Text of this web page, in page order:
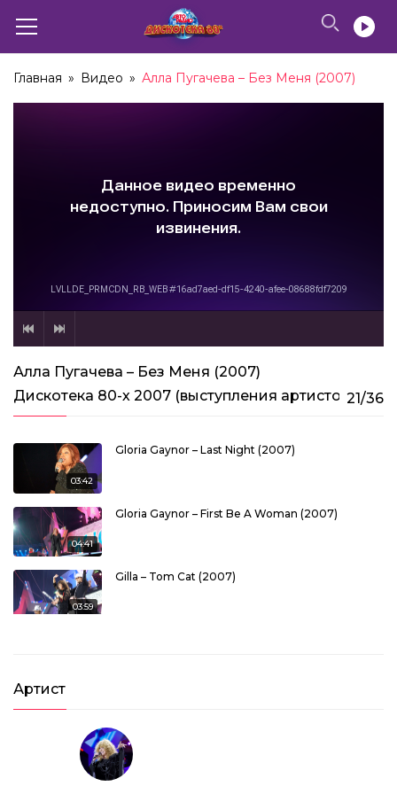
Главная » Видео » Алла Пугачева – Без Меня (2007)
Алла Пугачева – Без Меня (2007)
Дискотека 80-х 2007 (выступления артистов)21/36
Demis Roussos – We Shall Dance (2007)
03:42
Gloria Gaynor – Last Night (2007)
04:41
Gloria Gaynor – First Be A Woman (2007)
03:59
Gilla – Tom Cat (2007)
03:10
Gilla – Johnny (2007)
Артист